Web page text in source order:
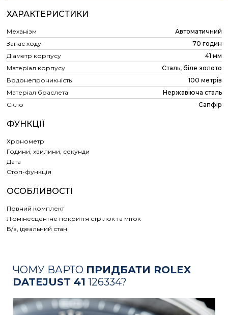
ХАРАКТЕРИСТИКИ
Механізм
Автоматичний
Запас ходу
70 годин
Діаметр корпусу
41 мм
Матеріал корпусу
Сталь, біле золото
Водонепроникність
100 метрів
Матеріал браслета
Нержавіюча сталь
Скло
Сапфір
ФУНКЦІЇ
Хронометр
Години, хвилини, секунди
Дата
Cтоп-функція
ОСОБЛИВОСТІ
Повний комплект
Люмінесцентне покриття стрілок та міток
Б/в, ідеальний стан
ЧОМУ ВАРТО ПРИДБАТИ ROLEX
DATEJUST 41 126334?